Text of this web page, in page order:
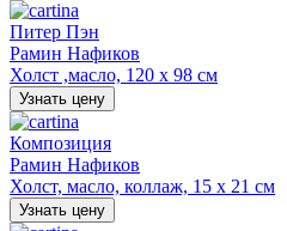
Питер Пэн
Рамин Нафиков
Холст ,масло, 120 х 98 см
Узнать цену
Композиция
Рамин Нафиков
Холст, масло, коллаж, 15 х 21 см
Узнать цену